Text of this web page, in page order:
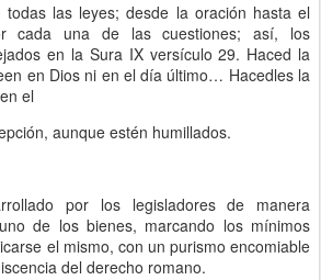
las leyes; desde la oración hasta el
cada una de las cuestiones; así, los
en la Sura IX versículo 29. Haced la
en Dios ni en el día último… Hacedles la
el
aunque estén humillados.
por los legisladores de manera
de los bienes, marcando los mínimos
el mismo, con un purismo encomiable
del derecho romano.